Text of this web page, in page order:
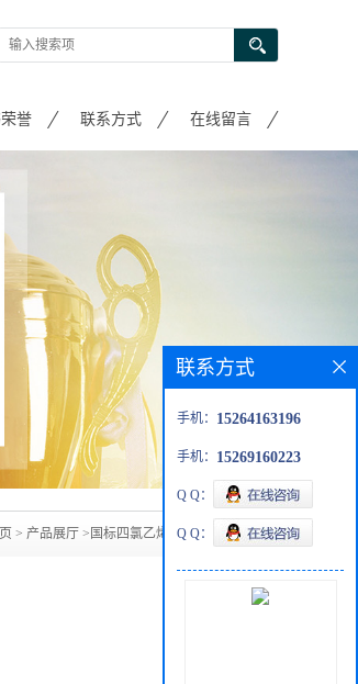
誉 联系方式 在线留言
> 产品展厅 > 国标四氯乙烯现货直供
联系方式
手机： 15264163196
手机： 15269160223
Q Q：
Q Q：